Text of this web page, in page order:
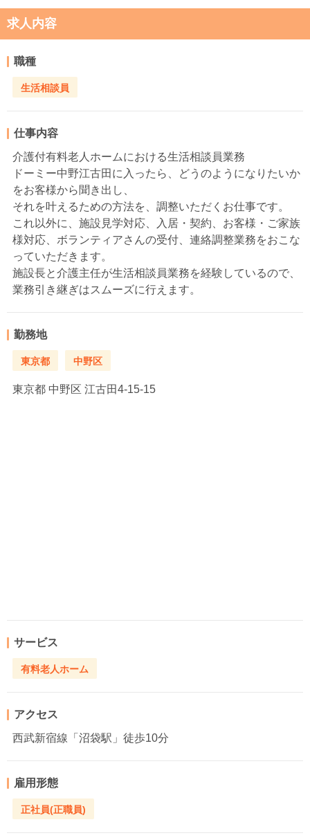
求人内容
職種
生活相談員
仕事内容
介護付有料老人ホームにおける生活相談員業務
ドーミー中野江古田に入ったら、どうのようになりたいか
をお客様から聞き出し、
それを叶えるための方法を、調整いただくお仕事です。
これ以外に、施設見学対応、入居・契約、お客様・ご家族
様対応、ボランティアさんの受付、連絡調整業務をおこな
っていただきます。
施設長と介護主任が生活相談員業務を経験しているので、
業務引き継ぎはスムーズに行えます。
勤務地
東京都 中野区
東京都 中野区 江古田4-15-15
サービス
有料老人ホーム
アクセス
西武新宿線「沼袋駅」徒歩10分
雇用形態
正社員(正職員)